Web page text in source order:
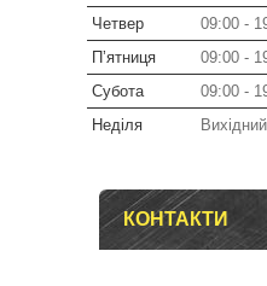
Четвер
09:00
Пʼятниця
09:00
Субота
09:00
Неділя
Вихідний
КОНТАКТИ